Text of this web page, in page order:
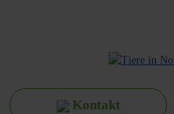
Kontakt